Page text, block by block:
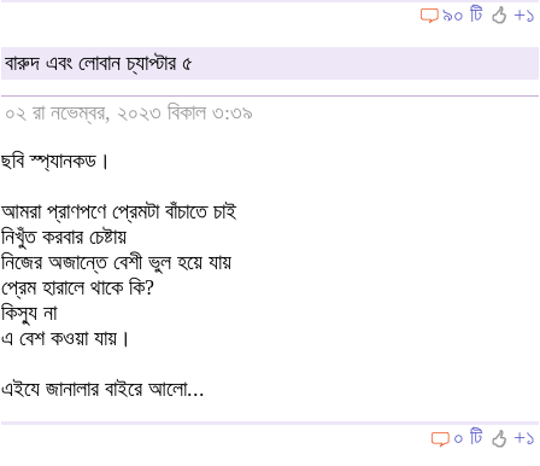
৯০ টি
+১
বারুদ এবং লোবান চ্যাপ্টার ৫
০২ রা নভেম্বর, ২০২৩ বিকাল ৩:৩৯
ছবি স্প্যানকড।
আমরা প্রাণপণে প্রেমটা বাঁচাতে চাই
নিখুঁত করবার চেষ্টায়
নিজের অজান্তে বেশী ভুল হয়ে যায়
প্রেম হারালে থাকে কি?
কিস্যু না
এ বেশ কওয়া যায়।
এইযে জানালার বাইরে আলো...
০ টি
+১